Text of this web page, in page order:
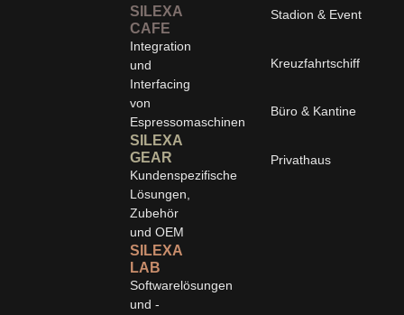
SILEXA
CAFE
Integration
und
Interfacing
von
Espressomaschinen
SILEXA
GEAR
Kundenspezifische
Lösungen,
Zubehör
und OEM
SILEXA
LAB
Softwarelösungen
und -
Stadion & Event
Kreuzfahrtschiff
Büro & Kantine
Privathaus